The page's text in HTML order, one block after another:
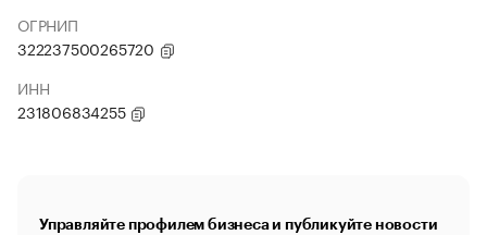
ОГРНИП
322237500265720
ИНН
231806834255
Управляйте профилем бизнеса и публикуйте новости